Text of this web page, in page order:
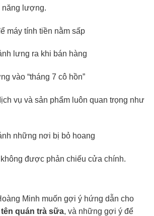
năng lượng.
máy tính tiền nằm sấp
lưng ra khi bán hàng
vào “tháng 7 cô hồn”
vụ và sản phẩm luôn quan trọng như
những nơi bị bỏ hoang
được phản chiếu cửa chính.
Minh muốn gợi ý hứng dẫn cho
quán trà sữa, và những gợi ý để